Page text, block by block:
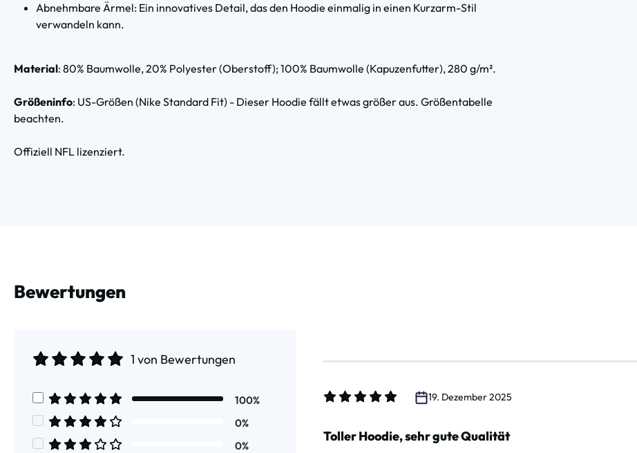
Abnehmbare Ärmel: Ein innovatives Detail, das den Hoodie einmalig in einen Kurzarm-Stil
verwandeln kann.
Material: 80% Baumwolle, 20% Polyester (Oberstoff); 100% Baumwolle (Kapuzenfutter), 280 g/m².
Größeninfo: US-Größen (Nike Standard Fit) - Dieser Hoodie fällt etwas größer aus. Größentabelle
beachten.
Offiziell NFL lizenziert.
Bewertungen
1 von Bewertungen
Durchschnittliche Bewertung von 5 von 5 Sternen
100%
Durchschnittliche Bewertung von 4 von 5 Sternen
0%
0%
19. Dezember 2025
Toller Hoodie, sehr gute Qualität